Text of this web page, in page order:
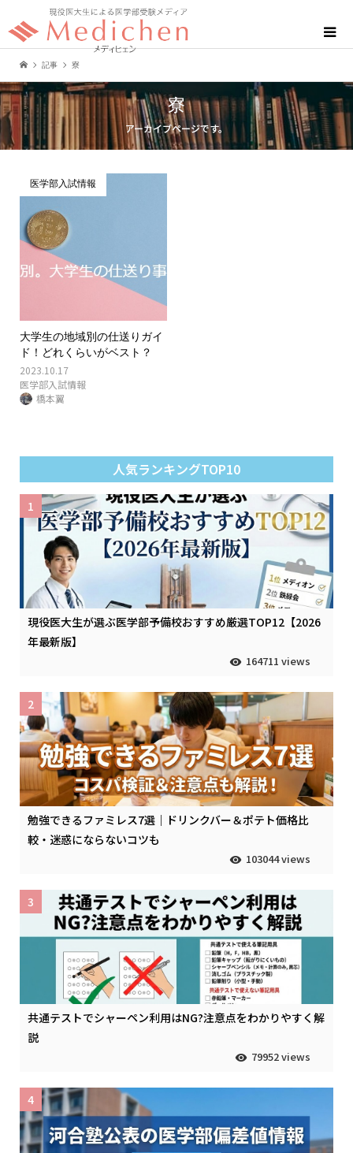
記事 寮
寮
アーカイブページです。
医学部入試情報
大学生の地域別の仕送りガイ
ド！どれくらいがベスト？
2023.10.17
医学部入試情報
橋本翼
人気ランキングTOP10
現役医大生が選ぶ医学部予備校おすすめ厳選TOP12【2026
年最新版】
164711 views
1
勉強できるファミレス7選｜ドリンクバー＆ポテト価格比
較・迷惑にならないコツも
103044 views
2
共通テストでシャーペン利用はNG?注意点をわかりやすく解
説
79952 views
3
4